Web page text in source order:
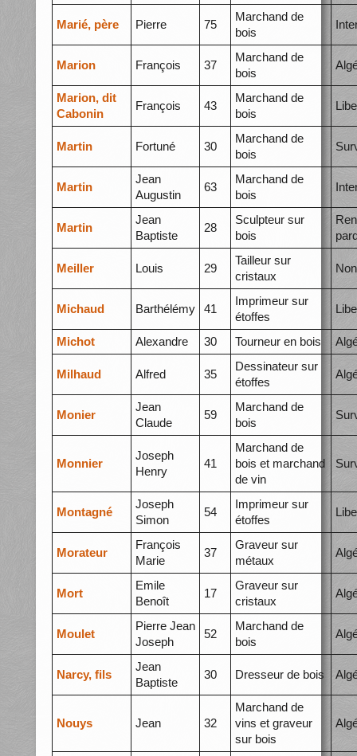
Marié, père Pierre 75
Marchand de
bois
Marion François 37
Marchand de
bois
Marion, dit
Cabonin
François 43
Marchand de
bois
Martin Fortuné 30
Marchand de
bois
Martin
Jean
Augustin
63
Marchand de
bois
Martin
Jean
Baptiste
28
Sculpteur sur
bois
Meiller Louis 29
Tailleur sur
cristaux
Michaud Barthélémy 41
Imprimeur sur
étoffes
Michot Alexandre 30 Tourneur en bois
Milhaud Alfred 35
Dessinateur sur
étoffes
Monier
Jean
Claude
59
Marchand de
bois
Monnier
Joseph
Henry
41
Marchand de
bois et marchand
de vin
Montagné
Joseph
Simon
54
Imprimeur sur
étoffes
Morateur
François
Marie
37
Graveur sur
métaux
Mort
Emile
Benoît
17
Graveur sur
cristaux
Moulet
Pierre Jean
Joseph
52
Marchand de
bois
Narcy, fils
Jean
Baptiste
30 Dresseur de bois
Nouys Jean 32
Marchand de
vins et graveur
sur bois